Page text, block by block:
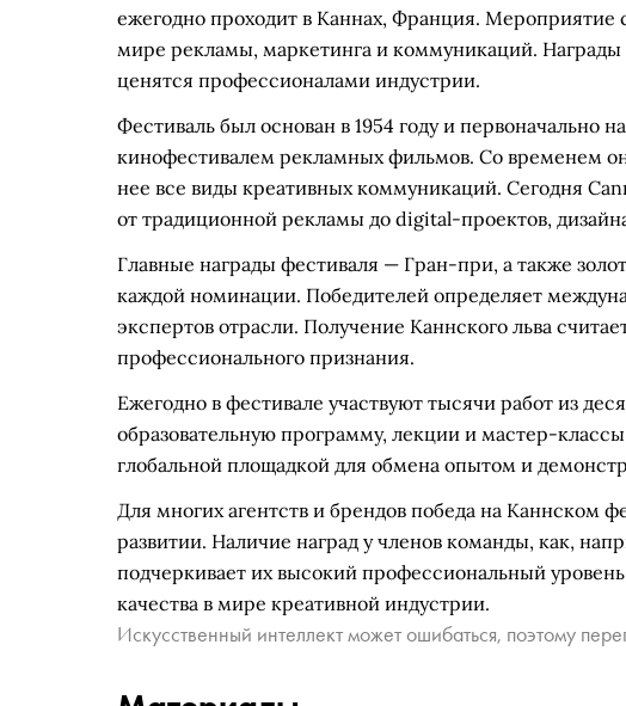
ежегодно проходит в Каннах, Франция.
мире рекламы, маркетинга и коммуникаций. Награды
ценятся профессионалами индустрии.
Фестиваль был основан в 1954 году и первоначально
кинофестивалем рекламных фильмов. Со временем
нее все виды креативных коммуникаций. Сегодня
от традиционной рекламы до digital-проектов,
Главные награды фестиваля — Гран-при, а также
каждой номинации. Победителей определяет
экспертов отрасли. Получение Каннского льва
профессионального признания.
Ежегодно в фестивале участвуют тысячи работ из
образовательную программу, лекции и мастер-
глобальной площадкой для обмена опытом и
Для многих агентств и брендов победа на Каннском
развитии. Наличие наград у членов команды, как,
подчеркивает их высокий профессиональный
качества в мире креативной индустрии.
Искусственный интеллект может ошибаться, поэтому